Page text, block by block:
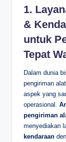
1.
&
untuk
Tepat
Dalam dunia
pengiriman
aspek yang
operasional.
pengiriman
menyediakan
kendaraan